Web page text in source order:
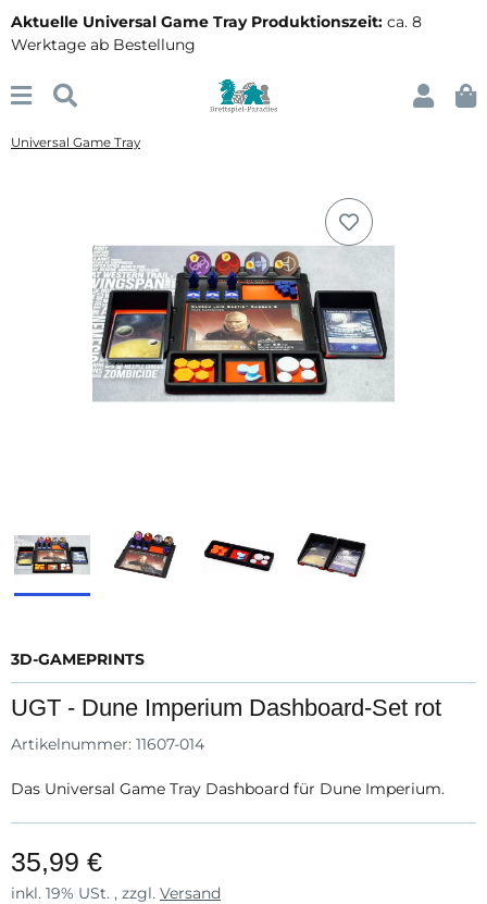
Aktuelle Universal Game Tray Produktionszeit: ca. 8
Werktage ab Bestellung
Universal Game Tray
3D-GAMEPRINTS
UGT - Dune Imperium Dashboard-Set rot
Artikelnummer: 11607-014
Das Universal Game Tray Dashboard für Dune Imperium.
35,99 €
inkl. 19% USt. , zzgl. Versand